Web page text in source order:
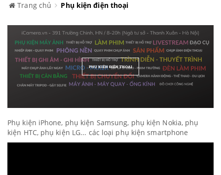
Trang chủ Phụ kiện điện thoại
PHỤ KIỆN ĐIỆN THOẠI
Phụ kiện iPhone, phụ kiện Samsung, phụ kiện Nokia, phụ
kiện HTC, phụ kiện LG... các loại phụ kiện smartphone​